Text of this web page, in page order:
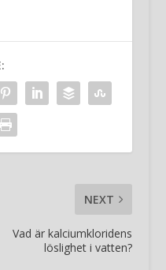
NEXT
Vad är kalciumkloridens
löslighet i vatten?